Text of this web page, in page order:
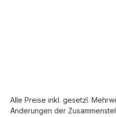
Alle Preise inkl. gesetzl.
Änderungen der